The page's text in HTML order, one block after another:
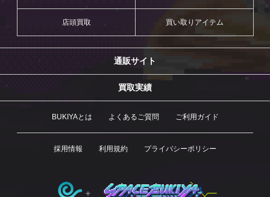
店頭買取 買い取りアイテム
通販サイト
買取実績
BUKIYAとは よくあるご質問 ご利用ガイド
採用情報 利用規約 プライバシーポリシー